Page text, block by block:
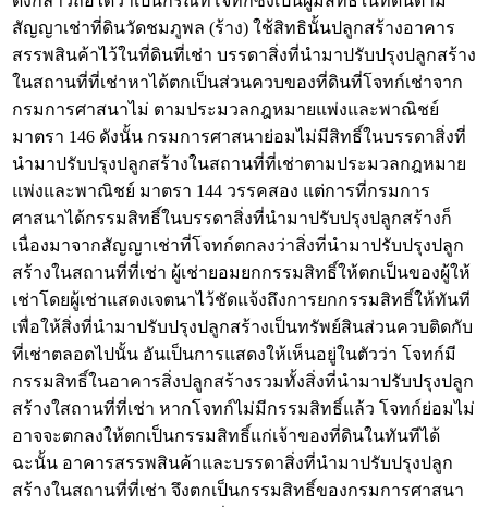
สัญญาเช่าที่ดินวัดชมภูพล (ร้าง) ใช้สิทธินั้นปลูกสร้างอาคาร
สรรพสินค้าไว้ในที่ดินที่เช่า บรรดาสิ่งที่นำมาปรับปรุงปลูกสร้าง
ในสถานที่ที่เช่าหาได้ตกเป็นส่วนควบของที่ดินที่โจทก์เช่าจาก
กรมการศาสนาไม่ ตามประมวลกฎหมายแพ่งและพาณิชย์
มาตรา 146 ดังนั้น กรมการศาสนาย่อมไม่มีสิทธิ์ในบรรดาสิ่งที่
นำมาปรับปรุงปลูกสร้างในสถานที่ที่เช่าตามประมวลกฎหมาย
แพ่งและพาณิชย์ มาตรา 144 วรรคสอง แต่การที่กรมการ
ศาสนาได้กรรมสิทธิ์ในบรรดาสิ่งที่นำมาปรับปรุงปลูกสร้างก็
เนื่องมาจากสัญญาเช่าที่โจทก์ตกลงว่าสิ่งที่นำมาปรับปรุงปลูก
สร้างในสถานที่ที่เช่า ผู้เช่ายอมยกกรรมสิทธิ์ให้ตกเป็นของผู้ให้
เช่าโดยผู้เช่าแสดงเจตนาไว้ชัดแจ้งถึงการยกกรรมสิทธิ์ให้ทันที
เพื่อให้สิ่งที่นำมาปรับปรุงปลูกสร้างเป็นทรัพย์สินส่วนควบติดกับ
ที่เช่าตลอดไปนั้น อันเป็นการแสดงให้เห็นอยู่ในตัวว่า โจทก์มี
กรรมสิทธิ์ในอาคารสิ่งปลูกสร้างรวมทั้งสิ่งที่นำมาปรับปรุงปลูก
สร้างใสถานที่ที่เช่า หากโจทก์ไม่มีกรรมสิทธิ์แล้ว โจทก์ย่อมไม่
อาจจะตกลงให้ตกเป็นกรรมสิทธิ์แก่เจ้าของที่ดินในทันทีได้
ฉะนั้น อาคารสรรพสินค้าและบรรดาสิ่งที่นำมาปรับปรุงปลูก
สร้างในสถานที่ที่เช่า จึงตกเป็นกรรมสิทธิ์ของกรมการศาสนา